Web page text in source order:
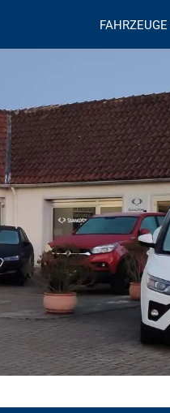
FAHRZEUGE